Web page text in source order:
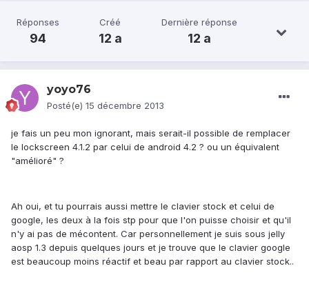
Réponses
94
Créé
12 a
Dernière réponse
12 a
yoyo76
Posté(e) 15 décembre 2013
je fais un peu mon ignorant, mais serait-il possible de remplacer
le lockscreen 4.1.2 par celui de android 4.2 ? ou un équivalent
"amélioré" ?
Ah oui, et tu pourrais aussi mettre le clavier stock et celui de
google, les deux à la fois stp pour que l'on puisse choisir et qu'il
n'y ai pas de mécontent. Car personnellement je suis sous jelly
aosp 1.3 depuis quelques jours et je trouve que le clavier google
est beaucoup moins réactif et beau par rapport au clavier stock..